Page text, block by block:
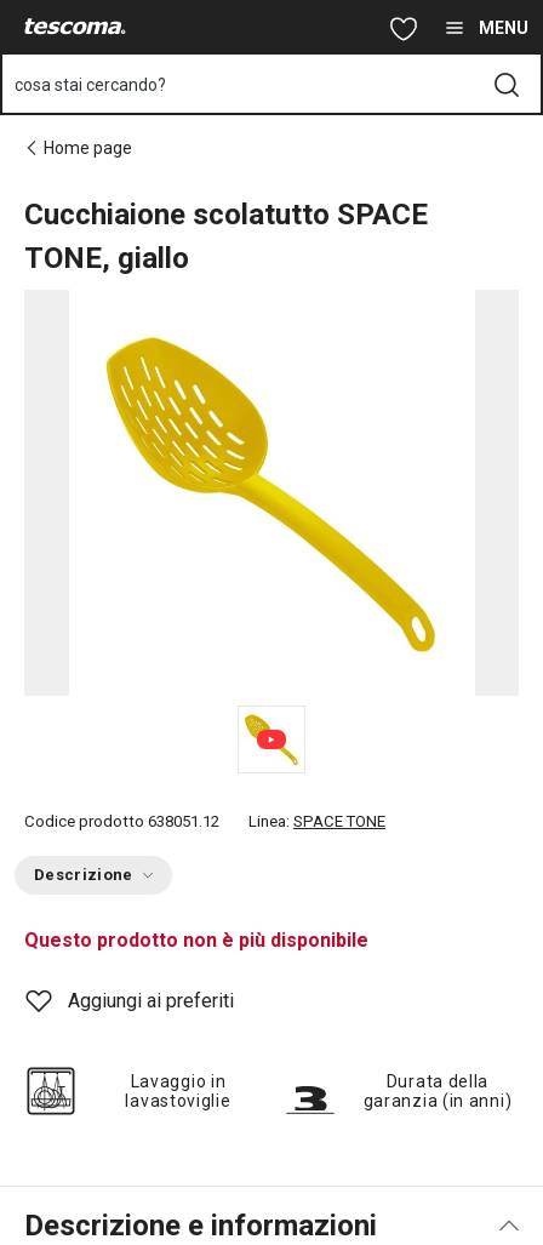
Vai al contenuto principale MENU
cosa stai cercando?
Home page
Cucchiaione scolatutto SPACE
TONE, giallo
Codice prodotto 638051.12 Linea: SPACE TONE
Descrizione
Questo prodotto non è più disponibile
Aggiungi ai preferiti
Lavaggio in
lavastoviglie
Durata della
garanzia (in anni)
Descrizione e informazioni